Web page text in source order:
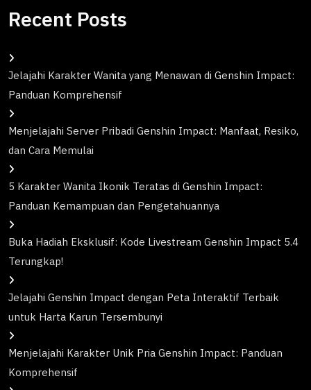
Recent Posts
Jelajahi Karakter Wanita yang Menawan di Genshin Impact:
Panduan Komprehensif
Menjelajahi Server Pribadi Genshin Impact: Manfaat, Resiko,
dan Cara Memulai
5 Karakter Wanita Ikonik Teratas di Genshin Impact:
Panduan Kemampuan dan Pengetahuannya
Buka Hadiah Eksklusif: Kode Livestream Genshin Impact 5.4
Terungkap!
Jelajahi Genshin Impact dengan Peta Interaktif Terbaik
untuk Harta Karun Tersembunyi
Menjelajahi Karakter Unik Pria Genshin Impact: Panduan
Komprehensif